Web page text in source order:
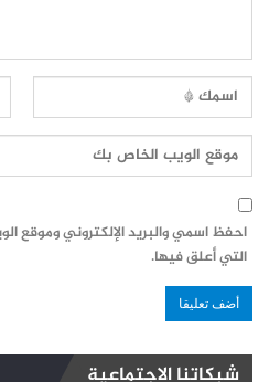
احفظ اسمي والبريد الإلكتروني وموقع
التي أعلق فيها.
شبكاتنا الاجتماعية